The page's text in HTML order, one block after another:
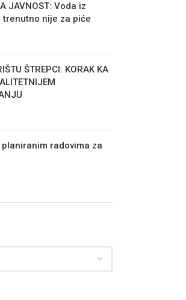
JAVNOST: Voda iz
trenutno nije za piće
ŠTREPCI: KORAK KA
planiranim radovima za